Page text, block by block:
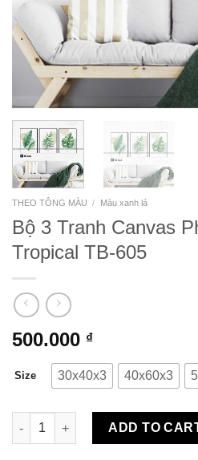
THEO TÔNG MÀU / Màu xanh lá
Bộ 3 Tranh Canvas
Tropical TB-605
500.000 ₫
Size 30x40x3 40x60x3
Bộ 3 Tranh Canvas Phong Cách
ADD TO